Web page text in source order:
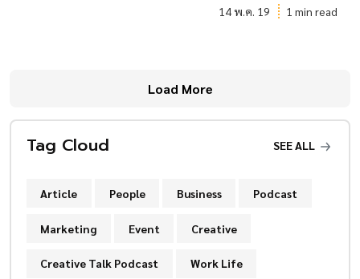
14 พ.ค. 19 1 min read
Load More
Tag Cloud SEE ALL
Article People Business Podcast
Marketing Event Creative
Creative Talk Podcast Work Life